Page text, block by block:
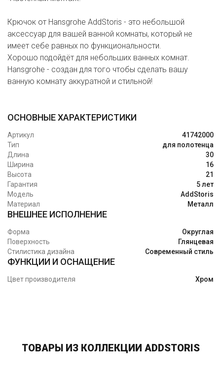
Крючок от Hansgrohe AddStoris - это небольшой
аксессуар для вашей ванной комнаты, который не
имеет себе равных по функциональности.
Хорошо подойдёт для небольших ванных комнат.
Hansgrohe - создан для того чтобы сделать вашу
ванную комнату аккуратной и стильной!
ОСНОВНЫЕ ХАРАКТЕРИСТИКИ
Артикул
41742000
Тип
для полотенца
Длина
30
Ширина
16
Высота
21
Гарантия
5 лет
Модель
AddStoris
Материал
Металл
ВНЕШНЕЕ ИСПОЛНЕНИЕ
Форма
Округлая
Поверхность
Глянцевая
Стилистика дизайна
Современный стиль
ФУНКЦИИ И ОСНАЩЕНИЕ
Цвет производителя Хром
ТОВАРЫ ИЗ КОЛЛЕКЦИИ ADDSTORIS